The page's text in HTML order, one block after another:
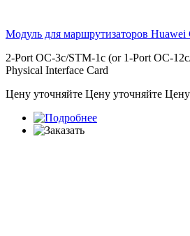
Модуль для маршрутизаторов Huawei
2-Port OC-3c/STM-1c (or 1-Port OC-
Physical Interface Card
Цену уточняйте Цену уточняйте Цену